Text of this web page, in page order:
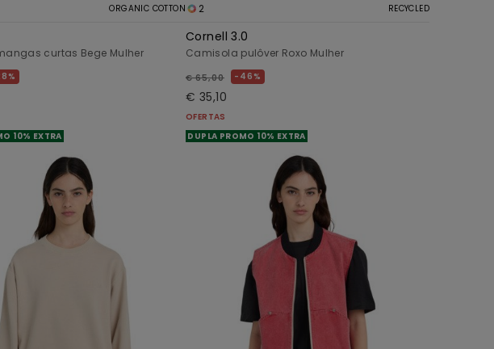
ORGANIC COTTON
curtas Bege Mulher
10% EXTRA
2 RECYCLED
Cornell 3.0
Camisola pulôver Roxo Mulher
€ 65,00 46%
€ 35,10
OFERTAS
DUPLA PROMO 10% EXTRA